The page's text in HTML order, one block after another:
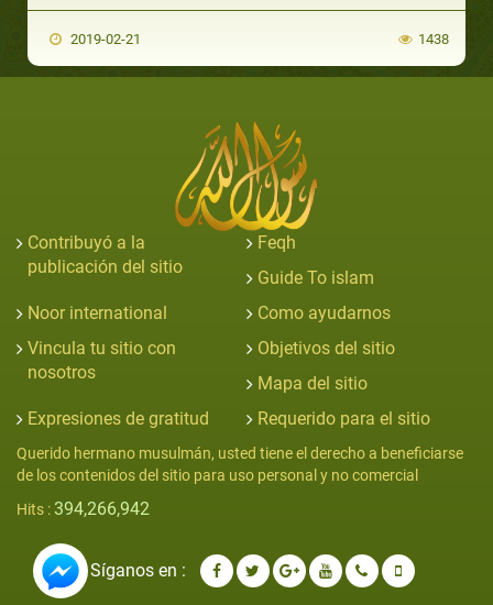
2019-02-21 1438
Contribuyó a la
publicación del sitio
Feqh
Guide To islam
Noor international
Como ayudarnos
Vincula tu sitio con
nosotros
Objetivos del sitio
Mapa del sitio
Expresiones de gratitud
Requerido para el sitio
Querido hermano musulmán, usted tiene el derecho a beneficiarse
de los contenidos del sitio para uso personal y no comercial
Hits : 394,266,942
Síganos en :